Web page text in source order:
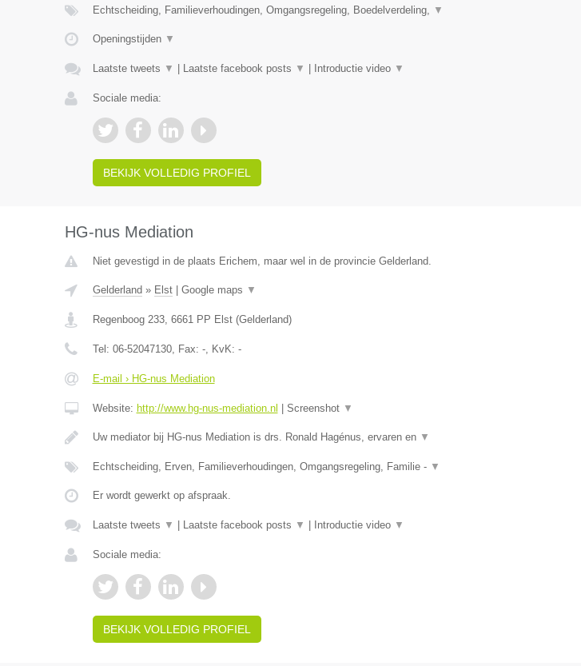
Echtscheiding, Familieverhoudingen, Omgangsregeling, Boedelverdeling, ▼
Openingstijden ▼
Laatste tweets ▼ Laatste facebook posts ▼ Introductie video ▼
Sociale media:
BEKIJK VOLLEDIG PROFIEL
HG-nus Mediation
Niet gevestigd in de plaats Erichem, maar wel in de provincie Gelderland.
Gelderland » Elst| Google maps ▼
Regenboog 233, 6661 PP Elst(Gelderland)
Tel: 06-52047130, Fax: -, KvK: -
E-mail › HG-nus Mediation
Website: http://www.hg-nus-mediation.nl Screenshot ▼
Uw mediator bij HG-nus Mediation is drs. Ronald Hagénus, ervaren en ▼
Echtscheiding, Erven, Familieverhoudingen, Omgangsregeling, Familie - ▼
Er wordt gewerkt op afspraak.
Laatste tweets ▼ Laatste facebook posts ▼ Introductie video ▼
Sociale media:
BEKIJK VOLLEDIG PROFIEL